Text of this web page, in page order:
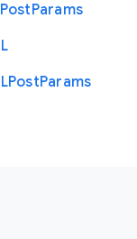
PostParams
L
LPostParams